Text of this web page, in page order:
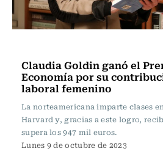
Claudia Goldin ganó el
Economía por su
laboral femenino
La norteamericana imparte clases
Harvard y, gracias a este logro,
supera los 947 mil euros.
Lunes 9 de octubre de 2023